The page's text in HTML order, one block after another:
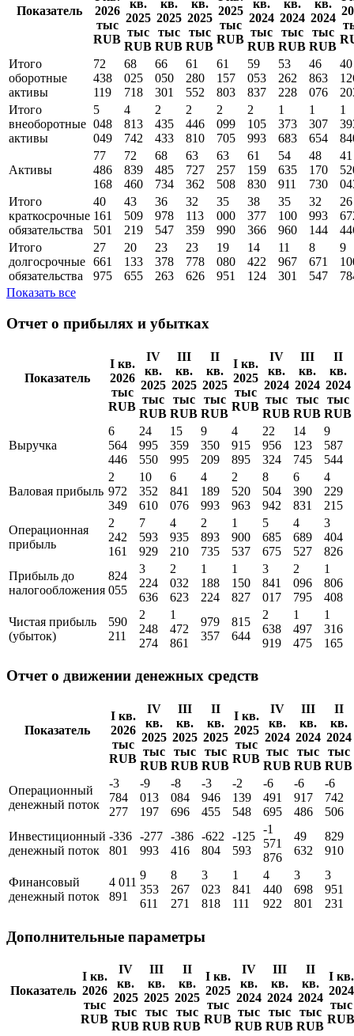
Показатель
2026
тыс
RUB
кв.
2025
тыс
RUB
кв.
2025
тыс
RUB
кв.
2025
тыс
RUB
2025
тыс
RUB
кв.
2024
тыс
RUB
кв.
2024
тыс
RUB
кв.
2024
тыс
RUB
Итого
оборотные
активы
72
438
119
68
025
718
66
050
301
61
280
552
61
157
803
59
053
837
53
262
228
46
863
076
40
Итого
внеоборотные
активы
5
048
049
4
813
742
2
435
433
2
446
810
2
099
705
2
105
993
1
373
683
1
307
654
1
Активы
77
486
168
72
839
460
68
485
734
63
727
362
63
257
508
61
159
830
54
635
911
48
170
730
41
Итого
краткосрочные
обязательства
40
161
501
43
509
219
36
978
547
32
113
359
35
000
990
38
377
366
35
100
960
32
993
144
26
Итого
долгосрочные
обязательства
27
661
975
20
133
655
23
378
263
23
778
626
19
080
951
14
422
124
11
967
301
8
671
547
9
Показать все
Отчет о прибылях и убытках
Показатель
I кв.
2026
тыс
RUB
IV
кв.
2025
тыс
RUB
III
кв.
2025
тыс
RUB
II
кв.
2025
тыс
RUB
I кв.
2025
тыс
RUB
IV
кв.
2024
тыс
RUB
III
кв.
2024
тыс
RUB
II
кв.
2024
тыс
RUB
Выручка
6
564
446
24
995
550
15
359
995
9
350
209
4
915
895
22
956
324
14
123
745
9
587
544
Валовая прибыль
2
972
349
10
352
610
6
841
076
4
189
993
2
520
963
8
504
942
6
390
831
4
229
215
Операционная
прибыль
2
242
161
7
593
929
4
935
210
2
893
735
1
900
537
5
685
675
4
689
527
3
404
826
Прибыль до
налогообложения
824
055
3
224
636
2
032
623
1
188
224
1
150
827
3
841
017
2
096
795
1
806
408
Чистая прибыль
(убыток)
590
211
2
248
274
1
472
861
979
357
815
644
2
638
919
1
497
475
1
316
165
Отчет о движении денежных средств
Показатель
I кв.
2026
тыс
RUB
IV
кв.
2025
тыс
RUB
III
кв.
2025
тыс
RUB
II
кв.
2025
тыс
RUB
I кв.
2025
тыс
RUB
IV
кв.
2024
тыс
RUB
III
кв.
2024
тыс
RUB
II
кв.
2024
тыс
RUB
Операционный
денежный поток
-3
784
277
-9
013
197
-8
084
696
-3
946
455
-2
139
548
-6
491
695
-6
917
486
-6
742
506
Инвестиционный
денежный поток
-336
801
-277
993
-386
416
-622
804
-125
593
-1
571
876
49
632
829
910
Финансовый
денежный поток
4 011
891
9
353
611
8
267
271
3
023
818
1
841
111
4
440
922
3
698
801
3
951
231
Дополнительные параметры
Показатель
I кв.
2026
тыс
RUB
IV
кв.
2025
тыс
RUB
III
кв.
2025
тыс
RUB
II
кв.
2025
тыс
RUB
I кв.
2025
тыс
RUB
IV
кв.
2024
тыс
RUB
III
кв.
2024
тыс
RUB
II
кв.
2024
тыс
RUB
I кв.
2024
тыс
RUB